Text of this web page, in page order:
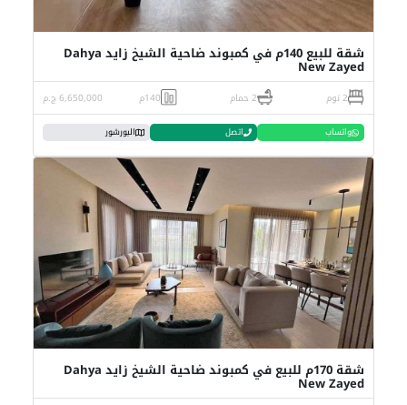
شقة للبيع 140م في كمبوند ضاحية الشيخ زايد Dahya
New Zayed
2 نوم 2 حمام 140م 6,650,000 ج.م
واتساب اتصل البورشور
شقة 170م للبيع في كمبوند ضاحية الشيخ زايد Dahya
New Zayed